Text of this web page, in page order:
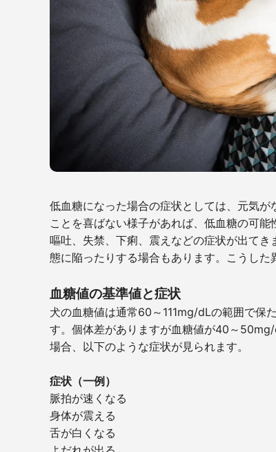
低血糖になった場合の症状としては、元気
ことを喜ばない様子があれば、低血糖の可能
嘔吐、失禁、下痢、震えなどの症状が出て
態に陥ったりする場合もあります。こうした
血糖値の基準値と症状
犬の血糖値は通常60～111mg/dLの範囲で保
す。個体差がありますが血糖値が40～
場合、以下のような症状が見られます。
症状（一例）
脈拍が速くなる
身体が震える
舌が白くなる